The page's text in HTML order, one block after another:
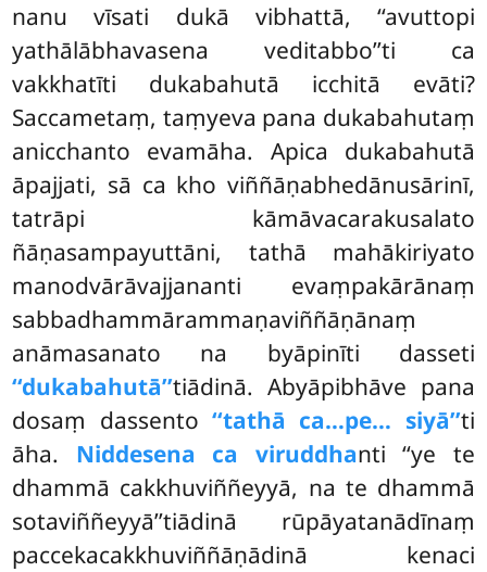
nanu vīsati dukā vibhattā, ‘‘avuttopi
yathālābhavasena veditabbo’’ti ca
vakkhatīti dukabahutā icchitā evāti?
Saccametaṃ, taṃyeva pana dukabahutaṃ
anicchanto evamāha. Apica dukabahutā
āpajjati, sā ca kho viññāṇabhedānusārinī,
tatrāpi kāmāvacarakusalato
ñāṇasampayuttāni, tathā mahākiriyato
manodvārāvajjananti evaṃpakārānaṃ
sabbadhammārammaṇaviññāṇānaṃ
anāmasanato na byāpinīti dasseti
‘‘dukabahutā’’tiādinā. Abyāpibhāve pana
dosaṃ dassento ‘‘tathā ca…pe… siyā’’ti
āha. Niddesena ca viruddhanti ‘‘ye te
dhammā cakkhuviññeyyā, na te dhammā
sotaviññeyyā’’tiādinā rūpāyatanādīnaṃ
paccekacakkhuviññāṇādinā kenaci